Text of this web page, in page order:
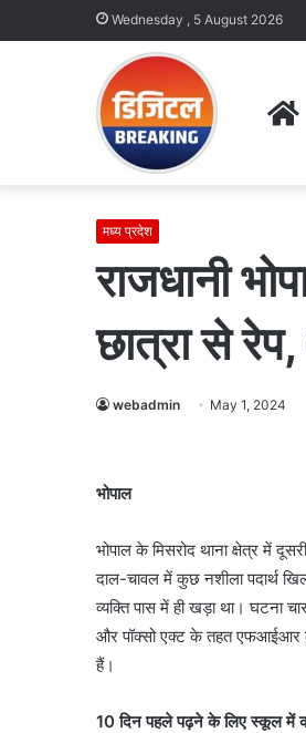
Wednesday , 5 August 2026
मध्य प्रदेश
राजधानी
छात्रा से
webadmin May 1, 2024
भोपाल
भोपाल के मिसरोद थाना क्षेत्र में
दाल-चावल में कुछ नशीला पदार्थ
व्यक्ति पास में ही खड़ा था। घटना
और पॉक्सो एक्ट के तहत एफआईआर
हैं।
10 दिन पहले पढ़ने के लिए स्कूल में